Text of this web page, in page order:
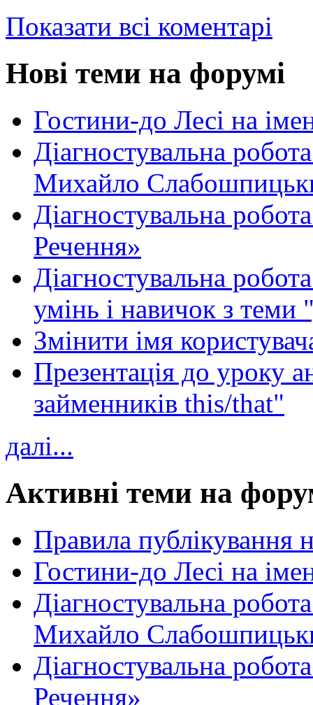
Показати всі коментарі
Нові теми на форумі
Гостини-до Лесі на
Діагностувальна
Михайло
Діагностувальна
Речення»
Діагностувальна
умінь і навичок з теми
Змінити імя
Презентація до уроку
займенників this/that"
далі...
Активні теми на
Правила публікування
Гостини-до Лесі на
Діагностувальна
Михайло
Діагностувальна
Речення»